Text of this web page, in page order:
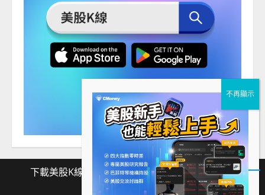
下載美股K線 Facebook Instagram Twitter